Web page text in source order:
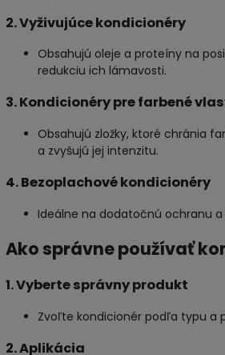
2. Vyživujúce kondicionéry
Obsahujú oleje a proteíny na
redukciu ich lámavosti.
3. Kondicionéry pre farbené
Obsahujú zložky, ktoré chránia
a zvyšujú jej intenzitu.
4. Bezoplachové kondicionéry
Ideálne na dodatočnú ochranu
Ako správne používať
1. Vyberte správny produkt
Zvoľte kondicionér podľa typu a
2. Aplikácia